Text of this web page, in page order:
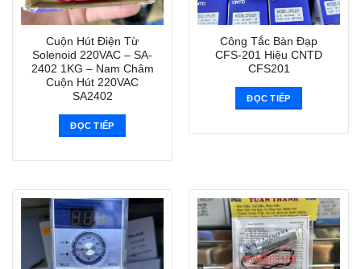
Cuộn Hút Điện Từ
Solenoid 220VAC – SA-
2402 1KG – Nam Châm
Cuộn Hút 220VAC
SA2402
ĐỌC TIẾP
Công Tắc Bàn Đạp
CFS-201 Hiệu CNTD
CFS201
ĐỌC TIẾP